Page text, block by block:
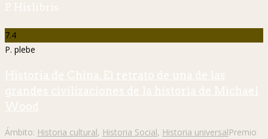
P. Hislibris
7.4
P. plebe
Historia de China. El retrato de una de las
grandes civilizaciones de la historia de Michael
Wood
Ámbito: Historia cultural, Historia Social, Historia universalPremio